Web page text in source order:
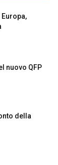
nuovo QFP
della